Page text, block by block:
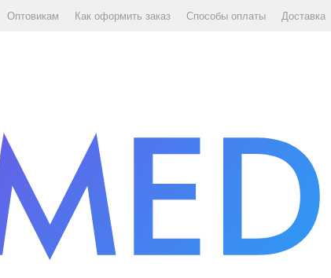
Оптовикам Как оформить заказ Способы оплаты Доставка